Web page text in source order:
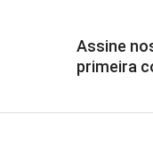
Assine
primeira